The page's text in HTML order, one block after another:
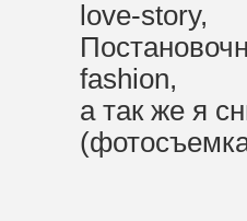
love-story,
fashion,
а так же я